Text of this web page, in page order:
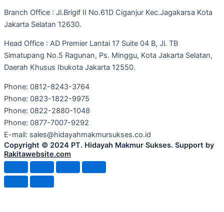
Branch Office : Jl.Brigif II No.61D Ciganjur Kec.Jagakarsa Kota
Jakarta Selatan 12630.
Head Office : AD Premier Lantai 17 Suite 04 B, Jl. TB
Simatupang No.5 Ragunan, Ps. Minggu, Kota Jakarta Selatan,
Daerah Khusus Ibukota Jakarta 12550.
Phone: 0812-8243-3764
Phone: 0823-1822-9975
Phone: 0822-2880-1048
Phone: 0877-7007-9292
E-mail: sales@hidayahmakmursukses.co.id
Copyright © 2024 PT. Hidayah Makmur Sukses. Support by
Rakitawebsite.com